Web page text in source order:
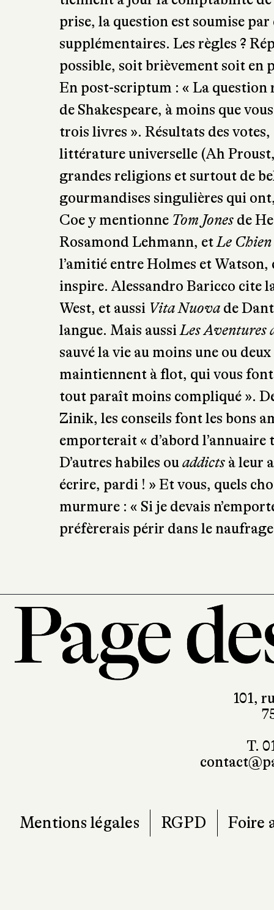
prise, la question est soumise
supplémentaires. Les règles ?
possible, soit brièvement soit en
En post-scriptum : « La question
de Shakespeare, à moins que
trois livres ». Résultats des
littérature universelle (Ah
grandes religions et surtout de
gourmandises singulières qui
Coe y mentionne Tom Jonesde
Rosamond Lehmann, etLe
l’amitié entre Holmes et
inspire. Alessandro Baricco cite
West, et aussi Vita Nuovade
langue. Mais aussiLes Aventures
sauvé la vie au moins une ou
maintiennent à flot, qui vous font
tout paraît moins compliqué ».
Zinik, les conseils font les bons
emporterait « d’abord l’annuaire
D’autres habiles ouaddictsà leur
écrire, pardi ! » Et vous, quels
murmure : « Si je devais
préfèrerais périr dans le
101,
T.
Mentions légales RGPD Foire